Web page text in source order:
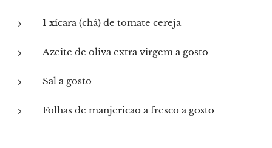
1 xícara (chá) de tomate cereja
Azeite de oliva extra virgem a gosto
Sal a gosto
Folhas de manjericão a fresco a gosto